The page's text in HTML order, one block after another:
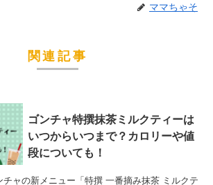
ママちゃそ
関連記事
ゴンチャ特撰抹茶ミルクティーは
いつからいつまで？カロリーや値
段についても！
チャの新メニュー「特撰 一番摘み抹茶 ミルクテ